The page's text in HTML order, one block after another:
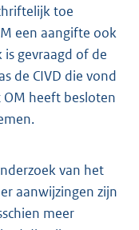
toe
een aangifte ook
gevraagd of de
de CIVD die vond
heeft besloten
van het
aanwijzingen zijn
meer